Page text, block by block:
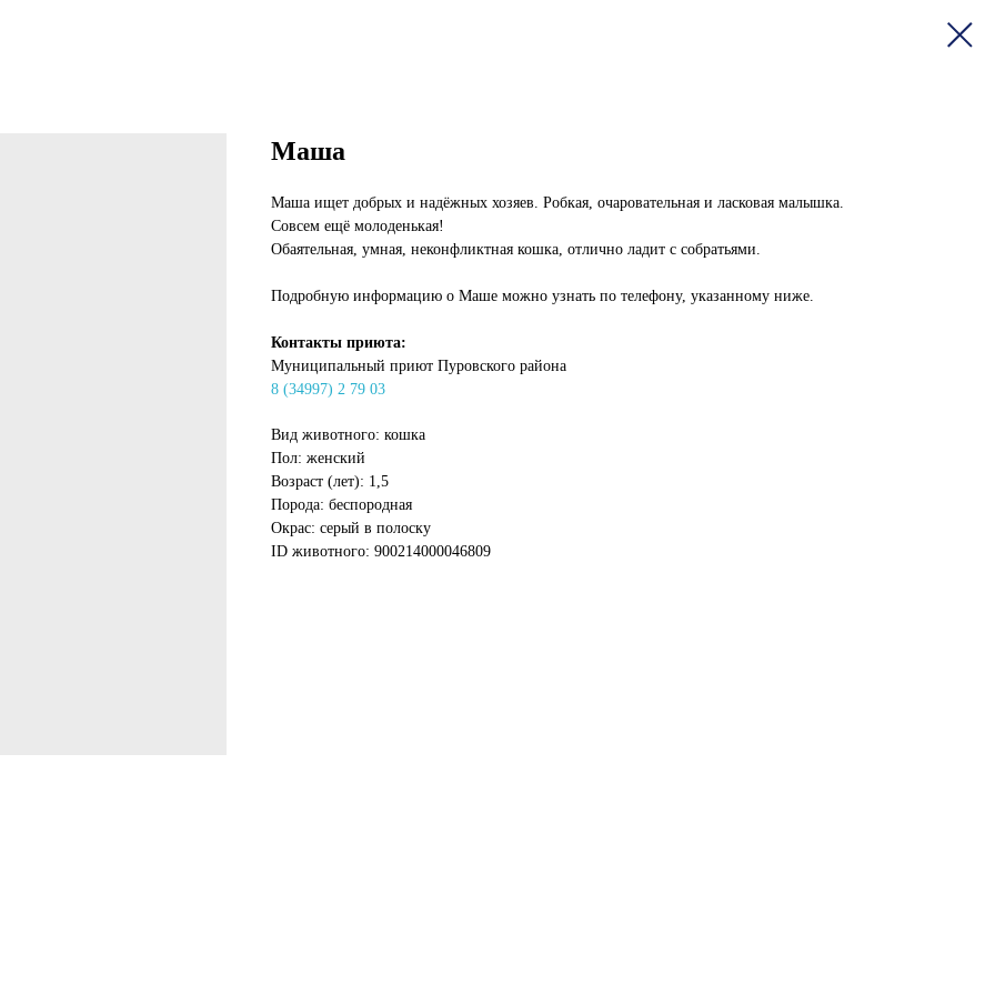
Маша
Маша ищет добрых и надёжных хозяев. Робкая, очаровательная и ласковая малышка.
Совсем ещё молоденькая!
Обаятельная, умная, неконфликтная кошка, отлично ладит с собратьями.
Подробную информацию о Маше можно узнать по телефону, указанному ниже.
Контакты приюта:
Муниципальный приют Пуровского района
8 (34997) 2 79 03
Вид животного: кошка
Пол: женский
Возраст (лет): 1,5
Порода: беспородная
Окрас: серый в полоску
ID животного: 900214000046809